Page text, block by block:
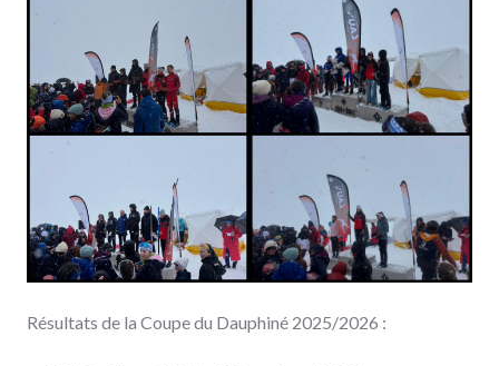
Résultats de la Coupe du Dauphiné 2025/2026 :